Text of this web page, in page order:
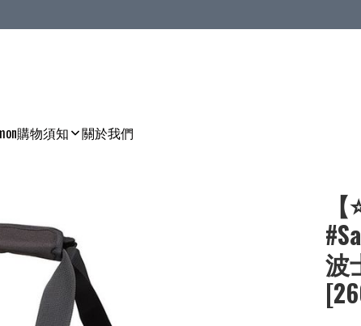
購物須知 關於我們
波